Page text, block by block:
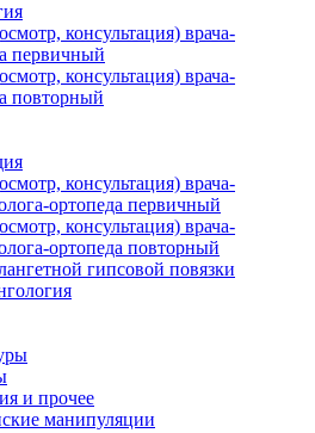
консультация) врача-
первичный
консультация) врача-
повторный
консультация) врача-
ортопеда первичный
консультация) врача-
ортопеда повторный
гипсовой повязки
и прочее
манипуляции